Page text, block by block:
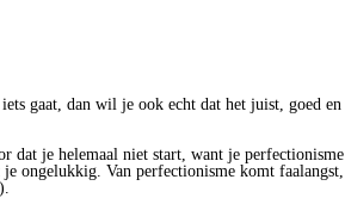
gaat, dan wil je ook echt dat het juist, goed en
dat je helemaal niet start, want je perfectionisme
ongelukkig. Van perfectionisme komt faalangst,